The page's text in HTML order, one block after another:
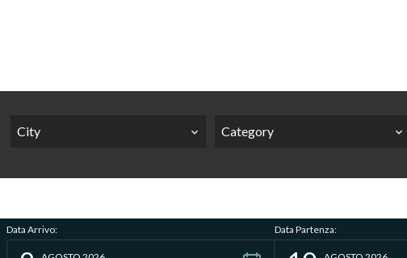
City Category
Data Arrivo: Data Partenza: